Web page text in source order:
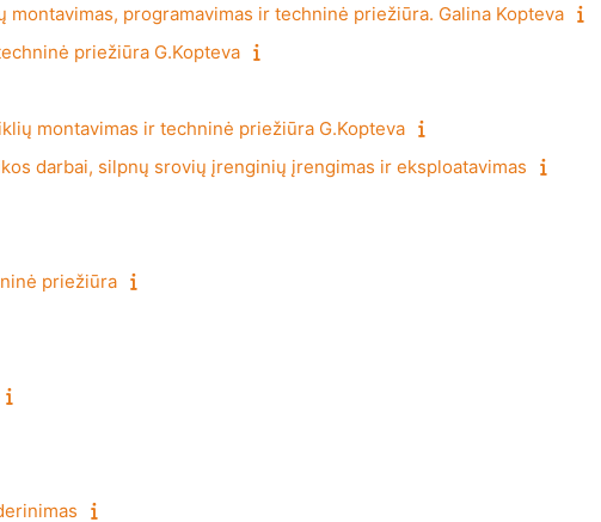
montavimas, programavimas ir techninė priežiūra. Galina Kopteva
priežiūra G.Kopteva
montavimas ir techninė priežiūra G.Kopteva
darbai, silpnų srovių įrenginių įrengimas ir eksploatavimas
priežiūra